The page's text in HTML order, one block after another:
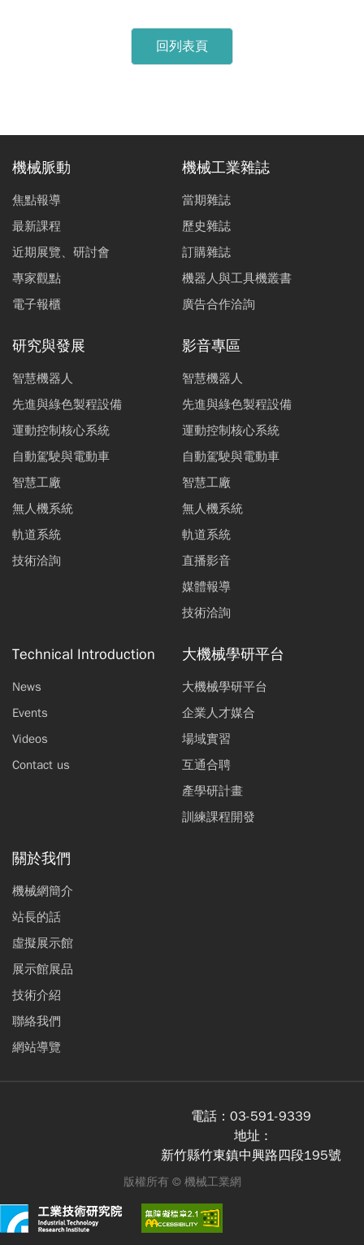
回列表頁
機械脈動
焦點報導
最新課程
近期展覽、研討會
專家觀點
電子報櫃
機械工業雜誌
當期雜誌
歷史雜誌
訂購雜誌
機器人與工具機叢書
廣告合作洽詢
研究與發展
智慧機器人
先進與綠色製程設備
運動控制核心系統
自動駕駛與電動車
智慧工廠
無人機系統
軌道系統
技術洽詢
影音專區
智慧機器人
先進與綠色製程設備
運動控制核心系統
自動駕駛與電動車
智慧工廠
無人機系統
軌道系統
直播影音
媒體報導
技術洽詢
Technical Introduction
News
Events
Videos
Contact us
大機械學研平台
大機械學研平台
企業人才媒合
場域實習
互通合聘
產學研計畫
訓練課程開發
關於我們
機械網簡介
站長的話
虛擬展示館
展示館展品
技術介紹
聯絡我們
網站導覽
電話： 03-591-9339
地址 :
新竹縣竹東鎮中興路四段195號
版權所有 © 機械工業網